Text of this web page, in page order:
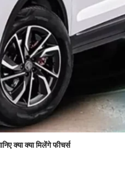
क्या क्या मिलेंगे फीचर्स